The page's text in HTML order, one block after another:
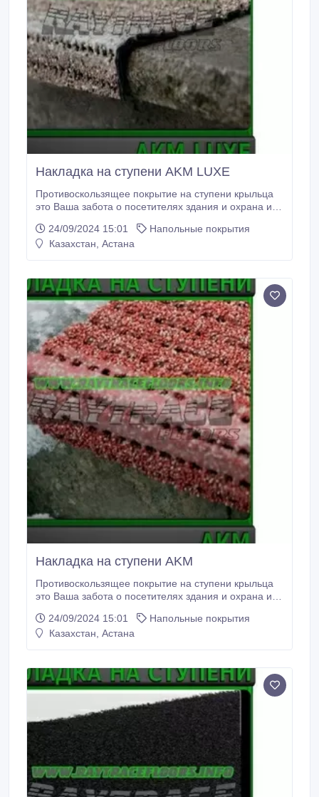
Накладка на ступени AKM LUXE
Противоскользящее покрытие на ступени крыльца
это Ваша забота о посетителях здания и охрана их
крыльце входной группы лежали
противоскользящие накладки на ступенях.
24/09/2024 15:01
Напольные покрытия
Казахстан, Астана
Накладка на ступени AKM
Противоскользящее покрытие на ступени крыльца
это Ваша забота о посетителях здания и охрана их
крыльце входной группы лежали
противоскользящие накладки на ступенях.
24/09/2024 15:01
Напольные покрытия
Казахстан, Астана